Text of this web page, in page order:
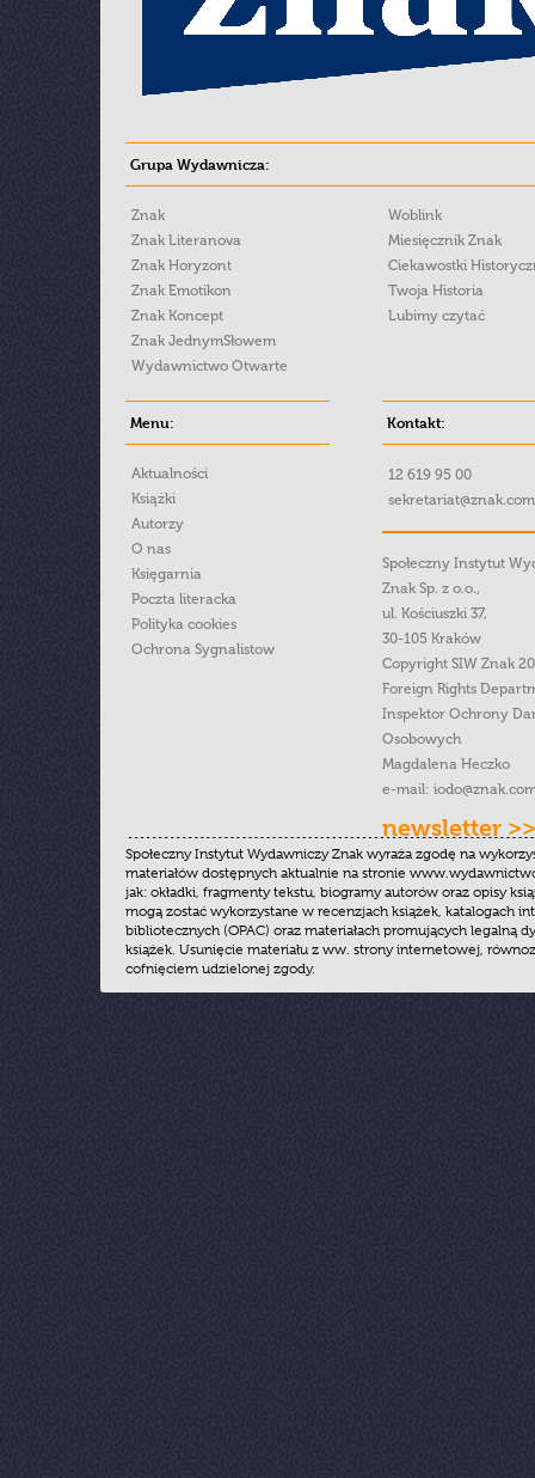
Grupa Wydawnicza:
Znak
Znak Literanova
Znak Horyzont
Znak Emotikon
Znak Koncept
Znak JednymSłowem
Wydawnictwo Otwarte
Woblink
Miesięcznik Znak
Ciekawostki
Twoja Historia
Lubimy czytać
Menu:
Aktualności
Książki
Autorzy
O nas
Księgarnia
Poczta literacka
Polityka cookies
Ochrona Sygnalistow
Kontakt:
12 619 95 00
Społeczny Instytut
Znak Sp. z o.o.,
ul. Kościuszki 37,
30-105 Kraków
Copyright SIW Znak
Foreign Rights
Inspektor Ochrony
Osobowych
Magdalena Heczko
e-mail:
newsletter >>
Społeczny Instytut Wydawniczy Znak wyraża zgodę na
materiałów dostępnych aktualnie na stronie
jak: okładki, fragmenty tekstu, biogramy autorów oraz opisy
mogą zostać wykorzystane w recenzjach książek, katalogach
bibliotecznych (OPAC) oraz materiałach promujących legalną
książek. Usunięcie materiału z ww. strony internetowej,
cofnięciem udzielonej zgody.